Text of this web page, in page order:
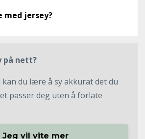
med jersey?
på nett?
kan du lære å sy akkurat det du
passer deg uten å forlate
Jeg vil vite mer